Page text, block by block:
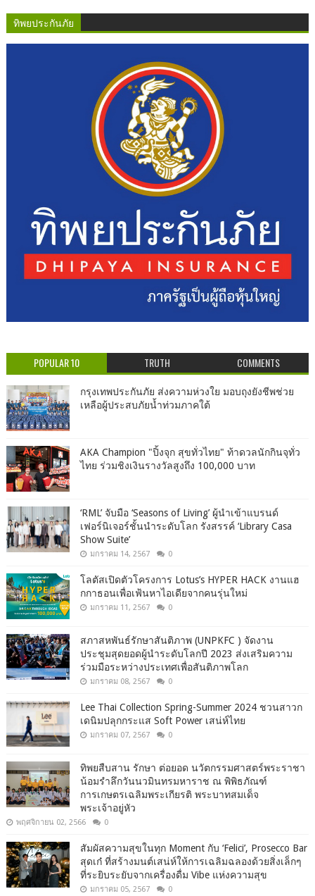
ทิพยประกันภัย
POPULAR 10 TRUTH COMMENTS
กรุงเทพประกันภัย ส่งความห่วงใย มอบถุงยังชีพช่วย
เหลือผู้ประสบภัยน้ำท่วมภาคใต้
AKA Champion "ปิ้งจุก สุขทั่วไทย" ท้าดวลนักกินจุทั่ว
ไทย ร่วมชิงเงินรางวัลสูงถึง 100,000 บาท
‘RML’ จับมือ ‘Seasons of Living’ ผู้นำเข้าแบรนด์
เฟอร์นิเจอร์ชั้นนำระดับโลก รังสรรค์ ‘Library Casa
Show Suite’
มกราคม 14, 2567 0
โลตัสเปิดตัวโครงการ Lotus’s HYPER HACK งานแฮ
กกาธอนเพื่อเฟ้นหาไอเดียจากคนรุ่นใหม่
มกราคม 11, 2567 0
สภาสหพันธ์รักษาสันติภาพ (UNPKFC ) จัดงาน
ประชุมสุดยอดผู้นำระดับโลกปี 2023 ส่งเสริมความ
ร่วมมือระหว่างประเทศเพื่อสันติภาพโลก
มกราคม 08, 2567 0
Lee Thai Collection Spring-Summer 2024 ชวนสาวก
เดนิมปลุกกระแส Soft Power เสน่ห์ไทย
มกราคม 07, 2567 0
ทิพยสืบสาน รักษา ต่อยอด นวัตกรรมศาสตร์พระราชา
น้อมรำลึกวันนวมินทรมหาราช ณ พิพิธภัณฑ์
การเกษตรเฉลิมพระเกียรติ พระบาทสมเด็จ
พระเจ้าอยู่หัว
พฤศจิกายน 02, 2566 0
สัมผัสความสุขในทุก Moment กับ ‘Felici’, Prosecco Bar
สุดเก๋ ที่สร้างมนต์เสน่ห์ให้การเฉลิมฉลองด้วยสิ่งเล็กๆ
ที่ระยิบระยับจากเครื่องดื่ม Vibe แห่งความสุข
มกราคม 05, 2567 0